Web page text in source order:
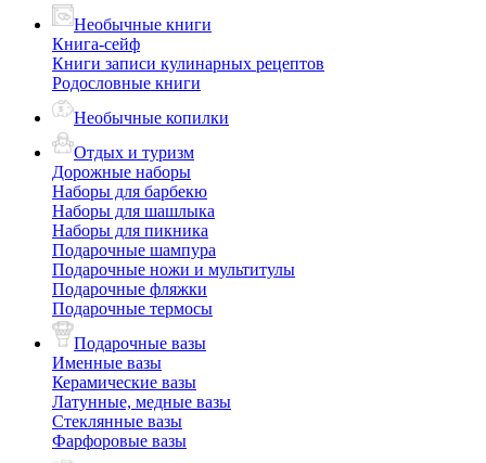
Необычные книги
Книга-сейф
Книги записи кулинарных рецептов
Родословные книги
Необычные копилки
Отдых и туризм
Дорожные наборы
Наборы для барбекю
Наборы для шашлыка
Наборы для пикника
Подарочные шампура
Подарочные ножи и мультитулы
Подарочные фляжки
Подарочные термосы
Подарочные вазы
Именные вазы
Керамические вазы
Латунные, медные вазы
Стеклянные вазы
Фарфоровые вазы